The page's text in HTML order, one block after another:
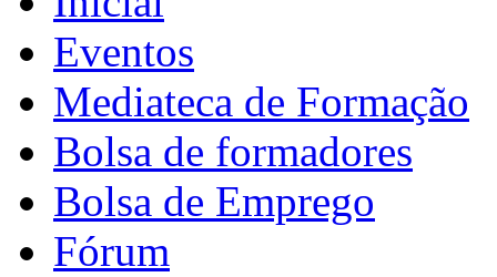
Eventos
Mediateca de Formação
Bolsa de formadores
Bolsa de Emprego
Fórum